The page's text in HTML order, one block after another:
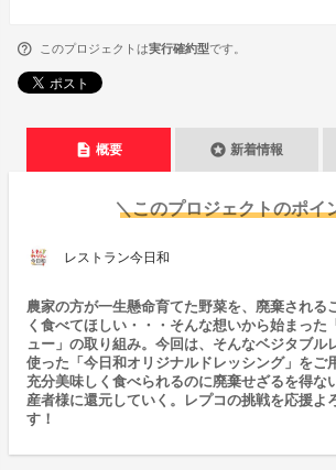
このプロジェクトは実行確約型です。
description 概要 stars 新着情報
＼このプロジェクトのポイ
レストラン今日和
農家の方が一生懸命育てた野菜を、廃棄される
く食べてほしい・・・そんな想いから始まった
ュー」の取り組み。今回は、そんなベジタブル
使った「今日和オリジナルドレッシング」をご
充分美味しく食べられるのに廃棄せざるを得な
産者様に還元していく。レプコの挑戦を応援よ
す！